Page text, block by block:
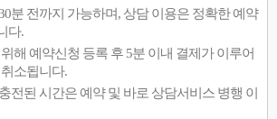
분 전까지 가능하며, 상담 이용은 정확한 예약
다.
해 예약신청 등록 후 5분 이내 결제가 이루어
소됩니다.
전된 시간은 예약 및 바로 상담서비스 병행 이